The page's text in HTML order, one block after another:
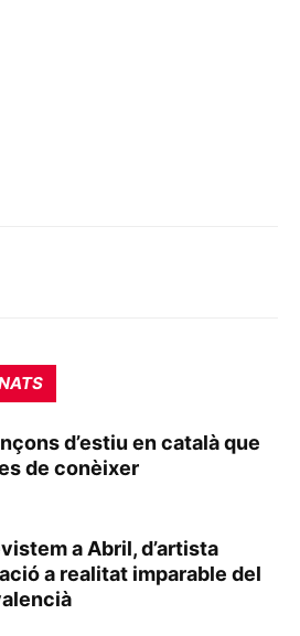
d’estiu en català que
de conèixer
a Abril, d’artista
a realitat imparable del